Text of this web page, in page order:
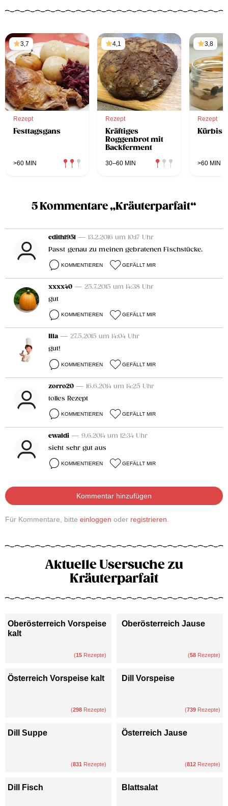
3,7
Rezept
Festtagsgans
>60 MIN
4,1
Rezept
Kräftiges
Roggenbrot mit
Backferment
30–60 MIN
3,8
Rezept
Kürbis-
>60 MIN
5 Kommentare „Kräuterparfait“
edith1951 — 13.2.2016 um 10:17 Uhr
Passt genau zu meinen gebratenen Fischstücke.
KOMMENTIEREN GEFÄLLT MIR
xxxx40 — 25.7.2015 um 14:38 Uhr
gut
KOMMENTIEREN GEFÄLLT MIR
Illa — 27.5.2015 um 14:04 Uhr
gut!
KOMMENTIEREN GEFÄLLT MIR
zorro20 — 16.6.2014 um 14:25 Uhr
tolles Rezept
KOMMENTIEREN GEFÄLLT MIR
ewaldi — 9.6.2014 um 12:34 Uhr
sieht sehr gut aus
KOMMENTIEREN GEFÄLLT MIR
Kommentar hinzufügen
Für Kommentare, bitte einloggen oder registrieren
Aktuelle Usersuche zu
Kräuterparfait
Oberösterreich Vorspeise
kalt
(15 Rezepte)
Oberösterreich Jause
(58 Rezepte)
Österreich Vorspeise kalt
(298 Rezepte)
Dill Vorspeise
(739 Rezepte)
Dill Suppe
(831 Rezepte)
Österreich Jause
(812 Rezepte)
Dill Fisch Blattsalat